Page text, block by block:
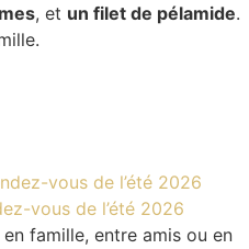
, et un filet de pélamide.
vous de l’été 2026
famille, entre amis ou en